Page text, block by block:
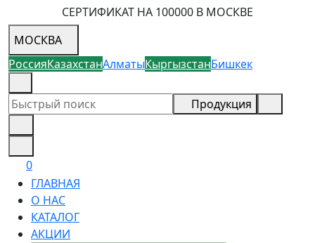
СЕРТИФИКАТ НА 100000 В МОСКВЕ
МОСКВА
РоссияКазахстанАлматыКыргызстанБишкек
Продукция
0
ГЛАВНАЯ
О НАС
КАТАЛОГ
АКЦИИ